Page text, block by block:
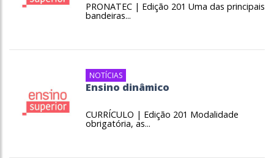
PRONATEC | Edição 201 Uma das principais
bandeiras...
NOTÍCIAS
Ensino dinâmico
CURRÍCULO | Edição 201 Modalidade
obrigatória, as...